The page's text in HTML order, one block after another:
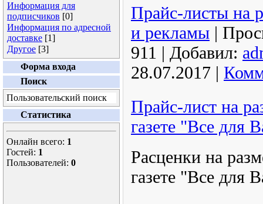
Информация для
подписчиков [0]
Информация по адресной
доставке [1]
Другое [3]
Форма входа
Поиск
Пользовательский поиск
Статистика
Онлайн всего: 1
Гостей: 1
Пользователей: 0
Прайс-листы на
и рекламы |
911 | Добавил:
28.07.2017 |
Прайс-лист на
газете "Все для
Расценки на
газете "Все для